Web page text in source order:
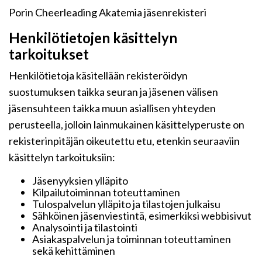
Porin Cheerleading Akatemia jäsenrekisteri
Henkilötietojen käsittelyn
tarkoitukset
Henkilötietoja käsitellään rekisteröidyn
suostumuksen taikka seuran ja jäsenen välisen
jäsensuhteen taikka muun asiallisen yhteyden
perusteella, jolloin lainmukainen käsittelyperuste on
rekisterinpitäjän oikeutettu etu, etenkin seuraaviin
käsittelyn tarkoituksiin:
Jäsenyyksien ylläpito
Kilpailutoiminnan toteuttaminen
Tulospalvelun ylläpito ja tilastojen julkaisu
Sähköinen jäsenviestintä, esimerkiksi webbisivut
Analysointi ja tilastointi
Asiakaspalvelun ja toiminnan toteuttaminen
sekä kehittäminen